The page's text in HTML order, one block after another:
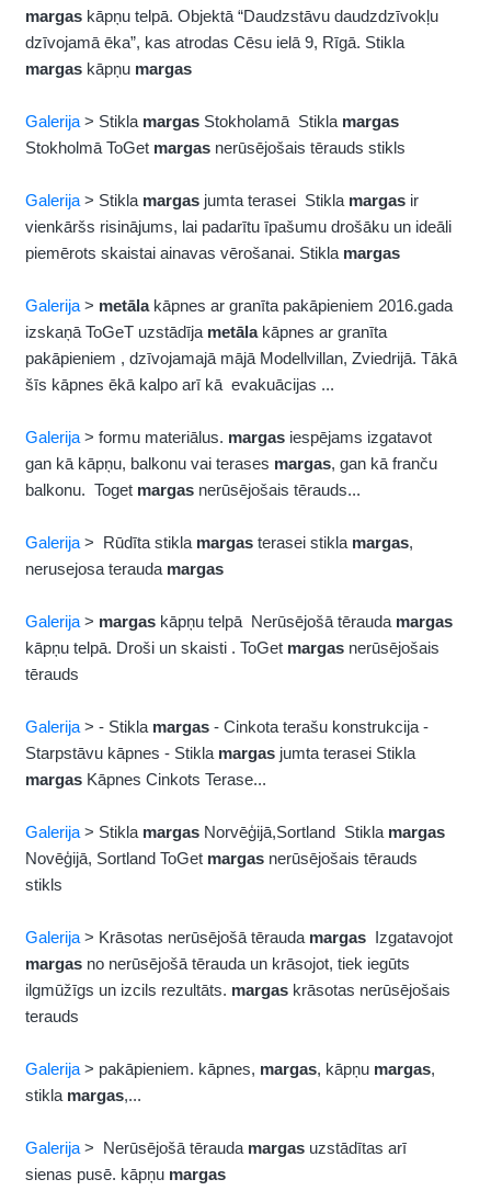
margas kāpņu telpā. Objektā “Daudzstāvu daudzdzīvokļu
dzīvojamā ēka”, kas atrodas Cēsu ielā 9, Rīgā. Stikla
margas kāpņu margas
Galerija > Stikla margas Stokholamā Stikla margas
Stokholmā ToGet margas nerūsējošais tērauds stikls
Galerija > Stikla margas jumta terasei Stikla margas ir
vienkāršs risinājums, lai padarītu īpašumu drošāku un ideāli
piemērots skaistai ainavas vērošanai. Stikla margas
Galerija > metālakāpnes ar granīta pakāpieniem 2016.gada
izskaņā ToGeT uzstādīja metālakāpnes ar granīta
pakāpieniem , dzīvojamajā mājā Modellvillan, Zviedrijā. Tākā
šīs kāpnes ēkā kalpo arī kā evakuācijas ...
Galerija > formu materiālus. margas iespējams izgatavot
gan kā kāpņu, balkonu vai terases margas, gan kā franču
balkonu. Toget margas nerūsējošais tērauds...
Galerija > Rūdīta stikla margas terasei stikla margas,
nerusejosa terauda margas
Galerija > margas kāpņu telpā Nerūsējošā tērauda margas
kāpņu telpā. Droši un skaisti . ToGet margas nerūsējošais
tērauds
Galerija > - Stikla margas - Cinkota terašu konstrukcija -
Starpstāvu kāpnes - Stikla margas jumta terasei Stikla
margas Kāpnes Cinkots Terase...
Galerija > Stikla margas Norvēģijā,Sortland Stikla margas
Novēģijā, Sortland ToGet margas nerūsējošais tērauds
stikls
Galerija > Krāsotas nerūsējošā tērauda margas Izgatavojot
margas no nerūsējošā tērauda un krāsojot, tiek iegūts
ilgmūžīgs un izcils rezultāts. margas krāsotas nerūsējošais
terauds
Galerija > pakāpieniem. kāpnes, margas, kāpņu margas,
stikla margas,...
Galerija > Nerūsējošā tērauda margas uzstādītas arī
sienas pusē. kāpņu margas